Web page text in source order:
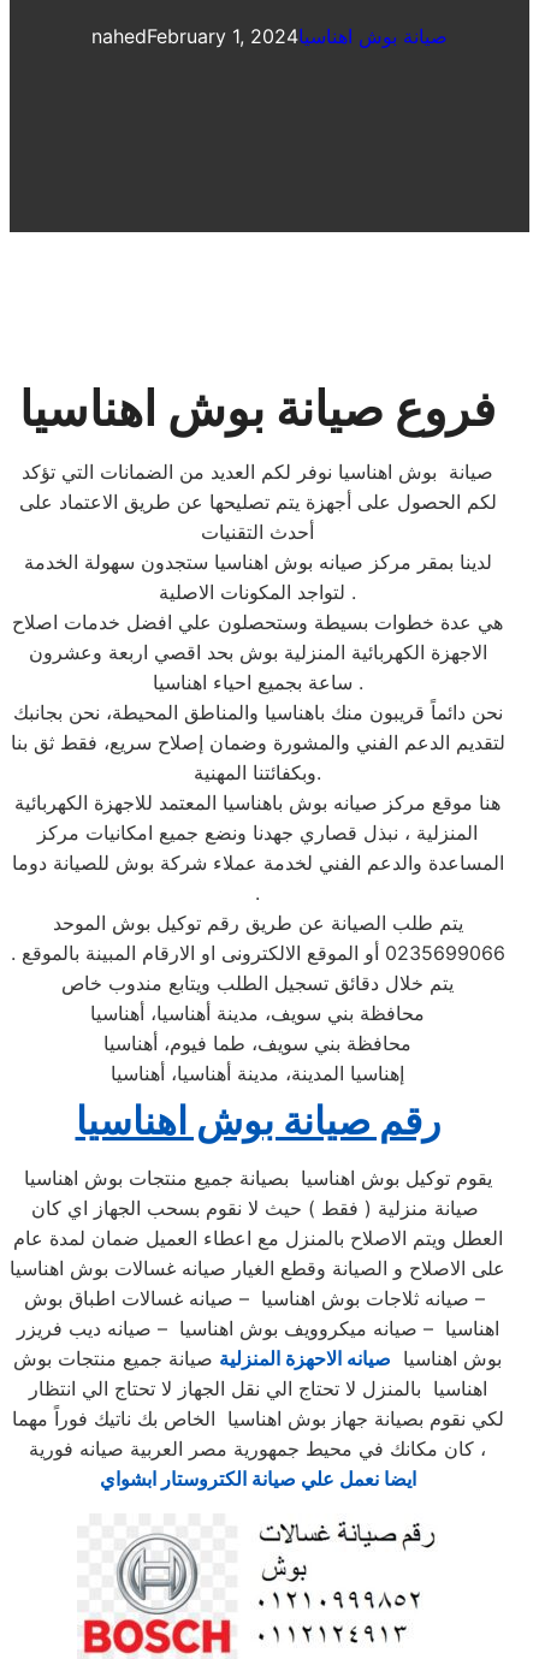
nahedFebruary 1, 2024صيانة بوش اهناسيا
فروع صيانة بوش اهناسيا
صيانة بوش اهناسيا نوفر لكم العديد من الضمانات التي تؤكد
لكم الحصول على أجهزة يتم تصليحها عن طريق الاعتماد على
أحدث التقنيات
لدينا بمقر مركز صيانه بوش اهناسيا ستجدون سهولة الخدمة
لتواجد المكونات الاصلية .
هي عدة خطوات بسيطة وستحصلون علي افضل خدمات اصلاح
الاجهزة الكهربائية المنزلية بوش بحد اقصي اربعة وعشرون
ساعة بجميع احياء اهناسيا .
نحن دائماً قريبون منك باهناسيا والمناطق المحيطة، نحن بجانبك
لتقديم الدعم الفني والمشورة وضمان إصلاح سريع، فقط ثق بنا
وبكفائتنا المهنية.
هنا موقع مركز صيانه بوش باهناسيا المعتمد للاجهزة الكهربائية
المنزلية ، نبذل قصاري جهدنا ونضع جميع امكانيات مركز
المساعدة والدعم الفني لخدمة عملاء شركة بوش للصيانة دوما
.
يتم طلب الصيانة عن طريق رقم توكيل بوش الموحد
0235699066 أو الموقع الالكترونى او الارقام المبينة بالموقع .
يتم خلال دقائق تسجيل الطلب ويتابع مندوب خاص
محافظة بني سويف، مدينة أهناسيا، أهناسيا
محافظة بني سويف، طما فيوم، أهناسيا
إهناسيا المدينة، مدينة أهناسيا، أهناسيا
رقم صيانة بوش اهناسيا
يقوم توكيل بوش اهناسيا بصيانة جميع منتجات بوش اهناسيا
صيانة منزلية ( فقط ) حيث لا نقوم بسحب الجهاز اي كان
العطل ويتم الاصلاح بالمنزل مع اعطاء العميل ضمان لمدة عام
على الاصلاح و الصيانة وقطع الغيار صيانه غسالات بوش اهناسيا
– صيانه ثلاجات بوش اهناسيا – صيانه غسالات اطباق بوش
اهناسيا – صيانه ميكروويف بوش اهناسيا – صيانه ديب فريزر
بوش اهناسيا صيانه الاحهزة المنزلية صيانة جميع منتجات بوش
اهناسيا بالمنزل لا تحتاج الي نقل الجهاز لا تحتاج الي انتظار
لكي نقوم بصيانة جهاز بوش اهناسيا الخاص بك ناتيك فوراً مهما
كان مكانك في محيط جمهورية مصر العربية صيانه فورية ،
ايضا نعمل علي صيانة الكتروستار ابشواي